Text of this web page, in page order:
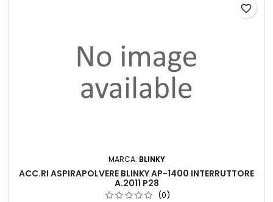
MARCA: BLINKY
ACC.RI ASPIRAPOLVERE BLINKY AP-1400 INTERRUTTORE
A.2011 P28
(0)
favorite_border